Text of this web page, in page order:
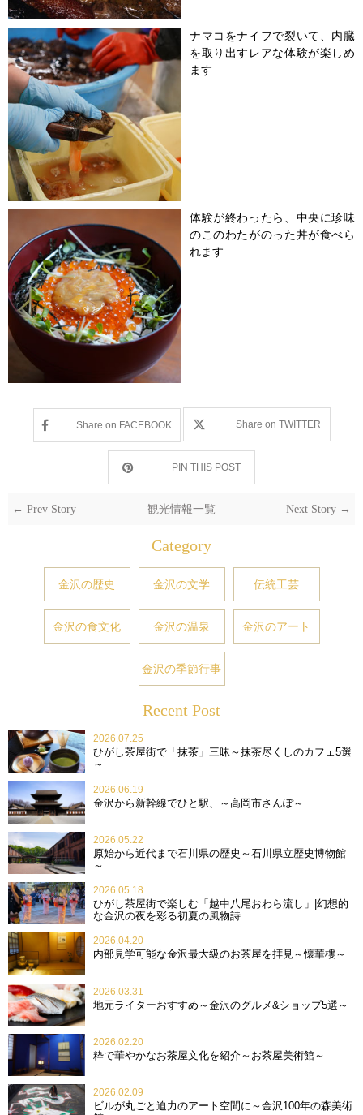
ナマコをナイフで裂いて、内臓
を取り出すレアな体験が楽しめ
ます
体験が終わったら、中央に珍味
のこのわたがのった丼が食べら
れます
Share on FACEBOOK Share on TWITTER
PIN THIS POST
← Prev Story 観光情報一覧 Next Story →
Category
金沢の歴史 金沢の文学 伝統工芸
金沢の食文化 金沢の温泉 金沢のアート
金沢の季節行事
Recent Post
2026.07.25
ひがし茶屋街で「抹茶」三昧～抹茶尽くしのカフェ5選
～
2026.06.19
金沢から新幹線でひと駅、～高岡市さんぽ～
2026.05.22
原始から近代まで石川県の歴史～石川県立歴史博物館
～
2026.05.18
ひがし茶屋街で楽しむ「越中八尾おわら流し」|幻想的
な金沢の夜を彩る初夏の風物詩
2026.04.20
内部見学可能な金沢最大級のお茶屋を拝見～懐華樓～
2026.03.31
地元ライターおすすめ～金沢のグルメ&ショップ5選～
2026.02.20
粋で華やかなお茶屋文化を紹介～お茶屋美術館～
2026.02.09
ビルが丸ごと迫力のアート空間に～金沢100年の森美術